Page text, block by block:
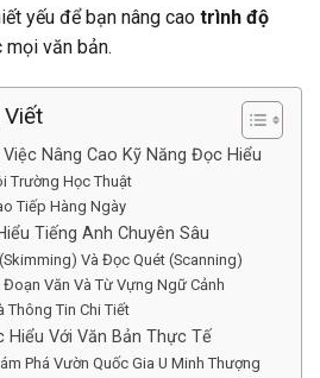
yếu để bạn nâng cao trình độ
văn bản.
Nâng Cao Kỹ Năng Đọc Hiểu
Trường Học Thuật
Tiếp Hàng Ngày
Tiếng Anh Chuyên Sâu
Và Đọc Quét (Scanning)
Đoạn Văn Và Từ Vựng Ngữ Cảnh
Thông Tin Chi Tiết
Hiểu Với Văn Bản Thực Tế
Phá Vườn Quốc Gia U Minh Thượng